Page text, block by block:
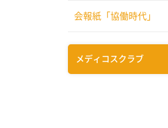
会報紙「協働時代」
メディコスクラブ